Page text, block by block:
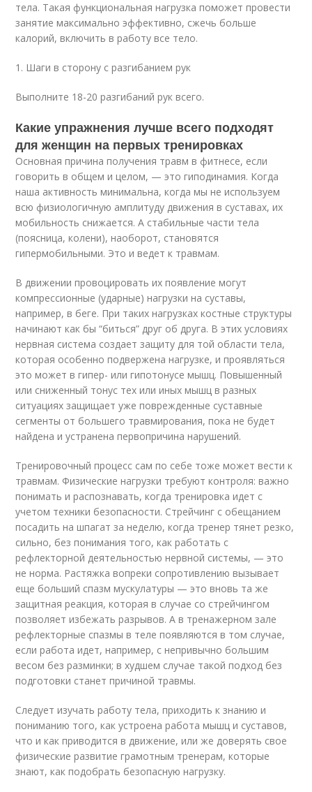
тела. Такая функциональная нагрузка поможет провести
занятие максимально эффективно, сжечь больше
калорий, включить в работу все тело.
1. Шаги в сторону с разгибанием рук
Выполните 18-20 разгибаний рук всего.
Какие упражнения лучше всего подходят
для женщин на первых тренировках
Основная причина получения травм в фитнесе, если
говорить в общем и целом, — это гиподинамия. Когда
наша активность минимальна, когда мы не используем
всю физиологичную амплитуду движения в суставах, их
мобильность снижается. А стабильные части тела
(поясница, колени), наоборот, становятся
гипермобильными. Это и ведет к травмам.
В движении провоцировать их появление могут
компрессионные (ударные) нагрузки на суставы,
например, в беге. При таких нагрузках костные структуры
начинают как бы “биться” друг об друга. В этих условиях
нервная система создает защиту для той области тела,
которая особенно подвержена нагрузке, и проявляться
это может в гипер- или гипотонусе мышц. Повышенный
или сниженный тонус тех или иных мышц в разных
ситуациях защищает уже поврежденные суставные
сегменты от большего травмирования, пока не будет
найдена и устранена первопричина нарушений.
Тренировочный процесс сам по себе тоже может вести к
травмам. Физические нагрузки требуют контроля: важно
понимать и распознавать, когда тренировка идет с
учетом техники безопасности. Стрейчинг с обещанием
посадить на шпагат за неделю, когда тренер тянет резко,
сильно, без понимания того, как работать с
рефлекторной деятельностью нервной системы, — это
не норма. Растяжка вопреки сопротивлению вызывает
еще больший спазм мускулатуры — это вновь та же
защитная реакция, которая в случае со стрейчингом
позволяет избежать разрывов. А в тренажерном зале
рефлекторные спазмы в теле появляются в том случае,
если работа идет, например, с непривычно большим
весом без разминки; в худшем случае такой подход без
подготовки станет причиной травмы.
Следует изучать работу тела, приходить к знанию и
пониманию того, как устроена работа мышц и суставов,
что и как приводится в движение, или же доверять свое
физические развитие грамотным тренерам, которые
знают, как подобрать безопасную нагрузку.